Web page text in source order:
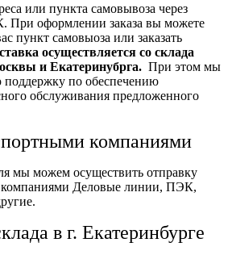
или пункта самовывоза через
При оформлении заказа вы можете
пункт самовыоза или заказать
осуществляется со склада
и Екатеринубрга. При этом мы
поддержку по обеспечению
обслуживания предложенного
компаниями
мы можем осуществить отправку
компаниями Деловые линии, ПЭК,
в г. Екатеринбурге